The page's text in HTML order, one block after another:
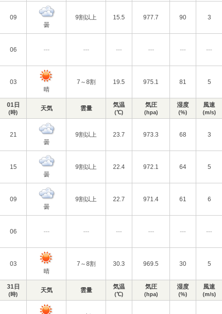
09
曇
9割以上 15.5 977.7 90 3
06 --- --- --- --- --- ---
03
晴
7～8割 19.5 975.1 81 5
01日
(時)
天気 雲量 気温
(℃)
気圧
(hpa)
湿度
(%)
風速
(m/s)
21
曇
9割以上 23.7 973.3 68 3
15
曇
9割以上 22.4 972.1 64 5
09
曇
9割以上 22.7 971.4 61 6
06 --- --- --- --- --- ---
03
晴
7～8割 30.3 969.5 30 5
31日
(時)
天気 雲量 気温
(℃)
気圧
(hpa)
湿度
(%)
風速
(m/s)